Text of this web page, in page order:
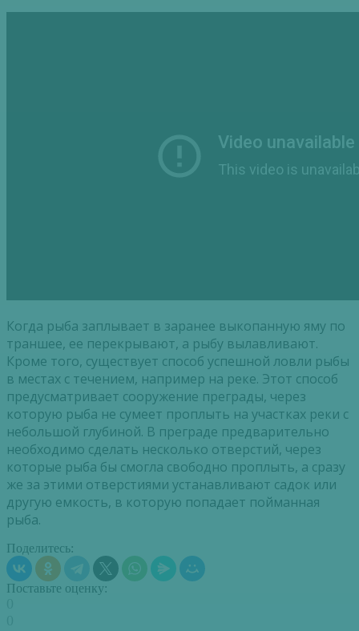
Когда рыба заплывает в заранее выкопанную яму по
траншее, ее перекрывают, а рыбу вылавливают.
Кроме того, существует способ успешной ловли рыбы
в местах с течением, например на реке. Этот способ
предусматривает сооружение преграды, через
которую рыба не сумеет проплыть на участках реки с
небольшой глубиной. В преграде предварительно
необходимо сделать несколько отверстий, через
которые рыба бы смогла свободно проплыть, а сразу
же за этими отверстиями устанавливают садок или
другую емкость, в которую попадает пойманная
рыба.
Поделитесь:
Поставьте оценку: